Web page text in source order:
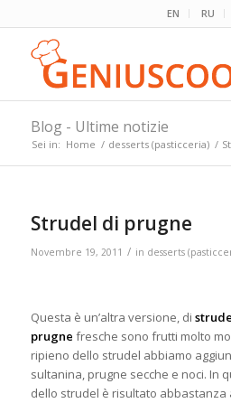
EN RU
Blog - Ultime notizie
Sei in: Home / desserts (pasticceria) /
Strudel di prugne
Novembre 19, 2011 / in desserts
Questa è un’altra versione, di
prugne fresche sono frutti molto
ripieno dello strudel abbiamo
sultanina, prugne secche e noci. In
dello strudel è risultato abbastanza